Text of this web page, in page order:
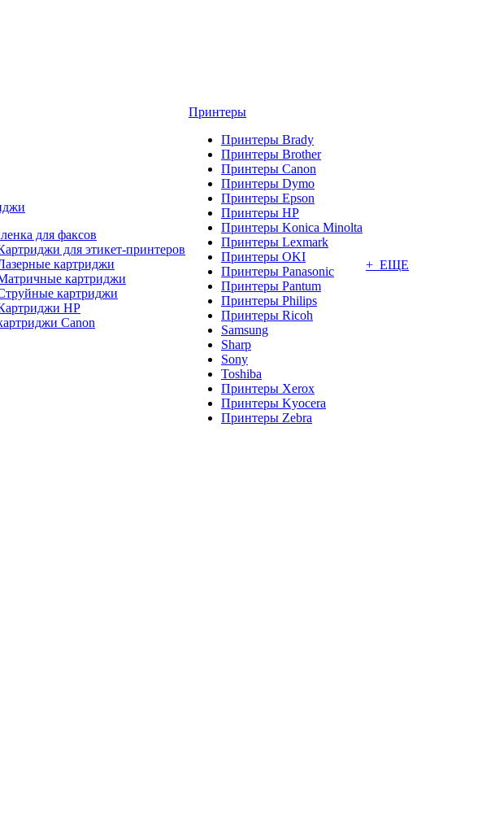
для факсов
для этикет-принтеров
картриджи
картриджи
картриджи
HP
Canon
Принтеры
Принтеры Brady
Принтеры Brother
Принтеры Canon
Принтеры Dymo
Принтеры Epson
Принтеры HP
Принтеры Konica Minolta
Принтеры Lexmark
Принтеры OKI
Принтеры Panasonic
Принтеры Pantum
Принтеры Philips
Принтеры Ricoh
Samsung
Sharp
Sony
Toshiba
Принтеры Xerox
Принтеры Kyocera
Принтеры Zebra
+ ЕЩЕ